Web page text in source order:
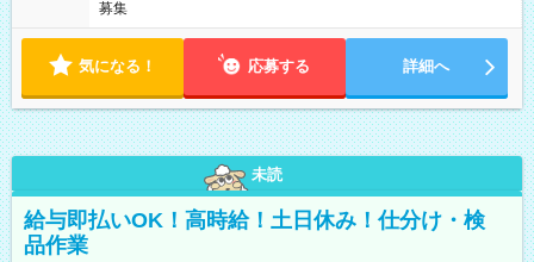
募集
気になる！ 応募する 詳細へ
未読
給与即払いOK！高時給！土日休み！仕分け・検
品作業